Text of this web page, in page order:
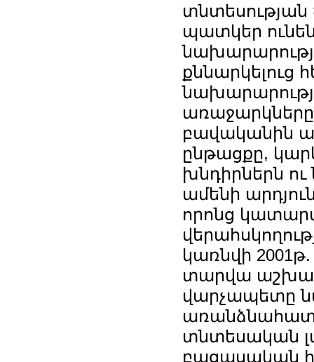
պատկեր
քննարկելուց
բավականին
ընթացքը,
խնդիրներն
ամենի
որոնց
կառնվի
տարվա
վարչապետը
տնտեսական
բացասական